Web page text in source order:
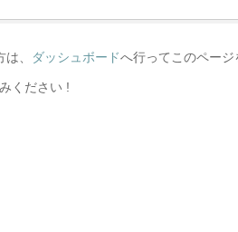
、 ダッシュボードへ行ってこのペー
ください !